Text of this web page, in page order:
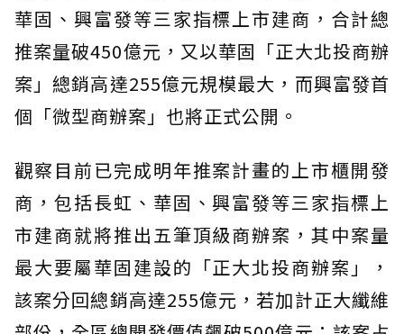
華固、興富發等三家指標上市建商，合計總
推案量破450億元，又以華固「正大北投商辦
案」總銷高達255億元規模最大，而興富發首
個「微型商辦案」也將正式公開。
觀察目前已完成明年推案計畫的上市櫃開發
商，包括長虹、華固、興富發等三家指標上
市建商就將推出五筆頂級商辦案，其中案量
最大要屬華固建設的「正大北投商辦案」，
該案分回總銷高達255億元，若加計正大纖維